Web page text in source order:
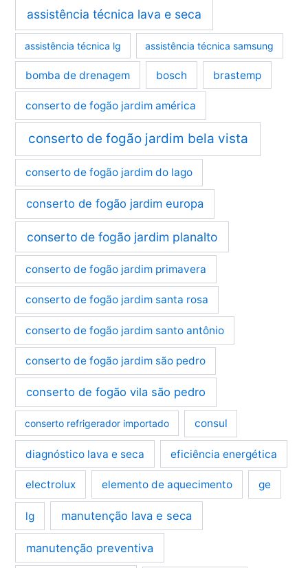
assistência técnica lava e seca
assistência técnica lg assistência técnica samsung
bomba de drenagem bosch brastemp
conserto de fogão jardim américa
conserto de fogão jardim bela vista
conserto de fogão jardim do lago
conserto de fogão jardim europa
conserto de fogão jardim planalto
conserto de fogão jardim primavera
conserto de fogão jardim santa rosa
conserto de fogão jardim santo antônio
conserto de fogão jardim são pedro
conserto de fogão vila são pedro
conserto refrigerador importado consul
diagnóstico lava e seca eficiência energética
electrolux elemento de aquecimento ge
lg manutenção lava e seca
manutenção preventiva